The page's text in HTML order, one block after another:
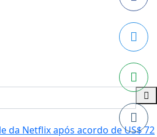
da Netflix após acordo de US$ 72